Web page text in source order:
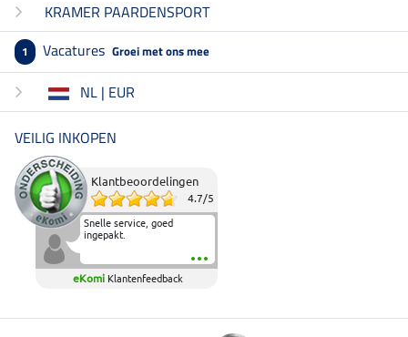
KRAMER PAARDENSPORT
1 Vacatures Groei met ons mee
NL | EUR
VEILIG INKOPEN
Klantbeoordelingen
4.7/5
Snelle service, goed
ingepakt.
eKomi Klantenfeedback